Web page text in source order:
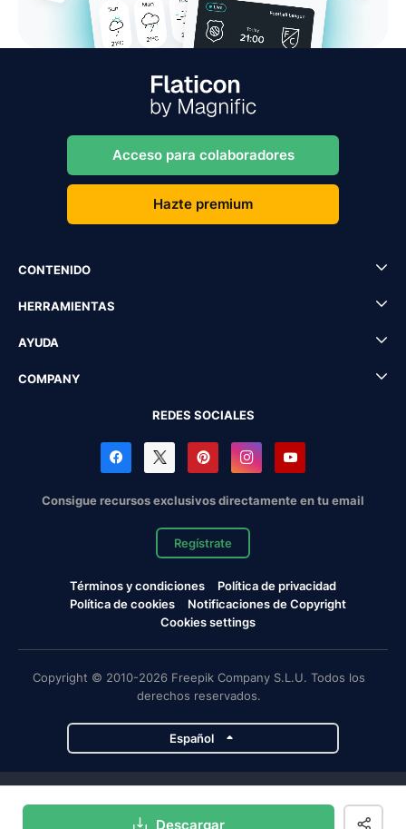
Descargar
Acceso para colaboradores
Hazte premium
CONTENIDO
HERRAMIENTAS
AYUDA
COMPANY
REDES SOCIALES
Consigue recursos exclusivos directamente en tu email
Regístrate
Términos y condiciones
Política de privacidad
Política de cookies
Notificaciones de Copyright
Cookies settings
Copyright © 2010-2026 Freepik Company S.L.U. Todos los
derechos reservados.
Español